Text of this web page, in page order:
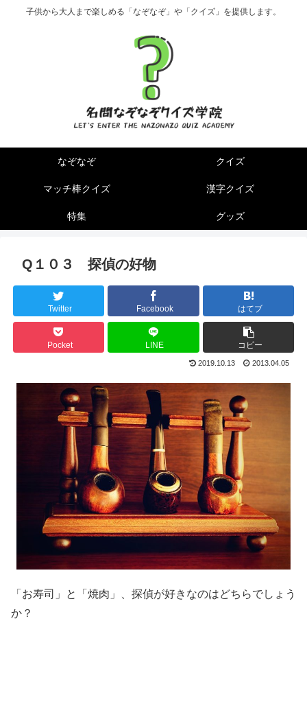
子供から大人まで楽しめる「なぞなぞ」や「クイズ」を提供します。
なぞなぞ クイズ
マッチ棒クイズ 漢字クイズ
特集 グッズ
Q１０３ 探偵の好物
Twitter Facebook はてブ
Pocket LINE コピー
2019.10.13 2013.04.05
「お寿司」と「焼肉」、探偵が好きなのはどちらでしょう
か？